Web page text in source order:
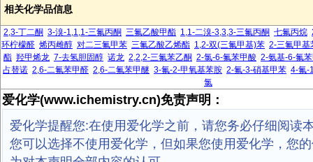
相关化学品信息
2,3-丁二酮 3-溴-1,1,1-三氟丙酮 三氟乙酸甲酯 1,1-二溴-3,3,3-三氟丙酮 七氟丙烷
环柠檬醛 烯丙雌醇 对二三氟甲苯 三氟乙酸乙烯酯 1,2-双(三氟甲基)苯 2-三氟甲基
酯 羟甲烯龙 7-去氢胆固醇 诺龙 2,2,2-三氟苯乙酮 2-氯-6-氟苯甲酸 2-氨基-6-氟
占替诺 2,6-二氟苯甲醛 2,6-二氟苯甲醚 3-氟-2-甲氧基苯胺 2-氟-3-硝基甲苯 4-氟-
氯
爱化学(www.ichemistry.cn)免责声明：
爱化学提醒您:在使用爱化学之前，请您务必仔细阅读
您可以选择不使用爱化学，但如果您使用爱化学，您